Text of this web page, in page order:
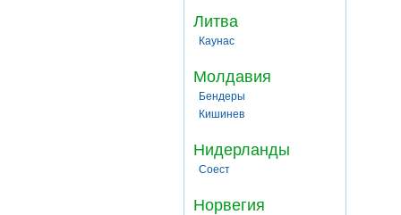
Литва
Каунас
Молдавия
Бендеры
Кишинев
Нидерланды
Соест
Норвегия